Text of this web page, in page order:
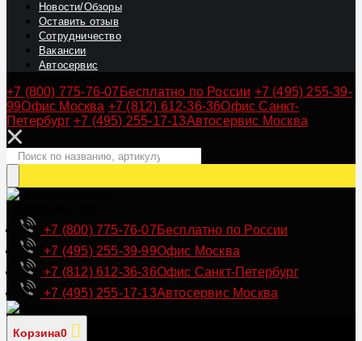
Новости/Обзоры
Оставить отзыв
Сотрудничество
Вакансии
Автосервис
+7 (800) 775-76-07 Бесплатно по России +7 (495) 255-39-
99Офис Москва +7 (812) 612-36-36Офис Санкт-
Петербург +7 (495) 255-17-13Автосервис Москва
+7 (800) 775-76-07Бесплатно по России
+7 (495) 255-39-99Офис Москва
+7 (812) 612-36-36Офис Санкт-Петербург
+7 (495) 255-17-13Автосервис Москва
Корзина0